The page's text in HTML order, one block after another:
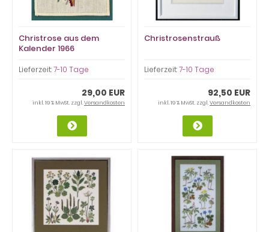
Christrose aus dem
Kalender 1966
Lieferzeit:7-10 Tage
29,00 EUR
inkl. 19 % MwSt. zzgl.Versandkosten
Christrosenstrauß
Lieferzeit:7-10 Tage
92,50 EUR
inkl. 19 % MwSt. zzgl.Versandkosten